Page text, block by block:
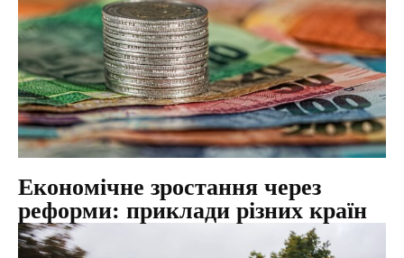
Економічне зростання через
реформи: приклади різних країн